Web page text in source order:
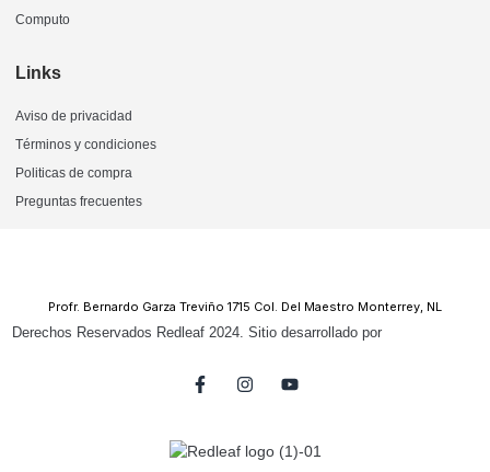
Computo
Links
Aviso de privacidad
Términos y condiciones
Politicas de compra
Preguntas frecuentes
Profr. Bernardo Garza Treviño 1715 Col. Del Maestro Monterrey, NL
Derechos Reservados Redleaf 2024. Sitio desarrollado por